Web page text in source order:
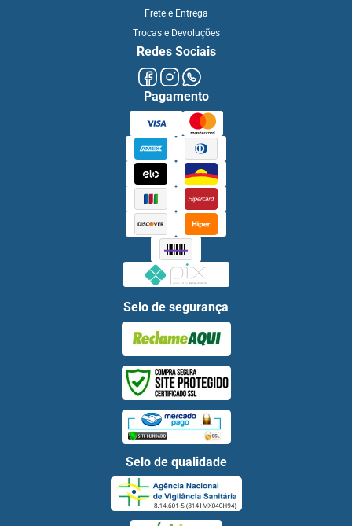
Frete e Entrega
Trocas e Devoluções
Redes Sociais
Pagamento
Selo de segurança
Selo de qualidade